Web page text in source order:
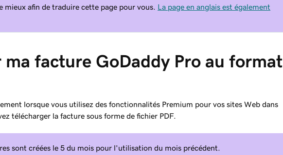
mieux afin de traduire cette page pour vous.
La page en anglais est également
ma facture GoDaddy Pro au format
lorsque vous utilisez des fonctionnalités Premium pour vos sites Web dans
télécharger la facture sous forme de fichier PDF.
sont créées le 5 du mois pour l'utilisation du mois précédent.